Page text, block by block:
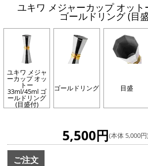
ユキワ メジャーカップ オッ
ゴールドリング (目
ユキワ メジャ
ーカップ オッ
トー
33ml/45ml ゴ
ールドリング
(目盛付)
ゴールドリング 目盛
5,500円(本体 5,000
ご注文